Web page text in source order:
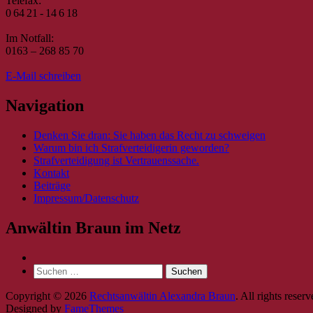
0 64 21 - 14 6 18
Im Notfall:
0163 – 268 85 70
E-Mail schreiben
Navigation
Denken Sie dran: Sie haben das Recht zu schweigen
Warum bin ich Strafverteidigerin geworden?
Strafverteidigung ist Vertrauenssache.
Kontakt
Beiträge
Impressum/Datenschutz
Anwältin Braun im Netz
Suche
nach:
Copyright © 2026 Rechtsanwältin Alexandra Braun. All rights
Designed by FameThemes